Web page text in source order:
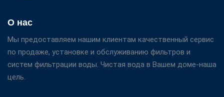
О нас
Мы предоставляем нашим клиентам качественный сервис
по продаже, установке и обслуживанию фильтров и
систем фильтрации воды. Чистая вода в Вашем доме-наша
цель.